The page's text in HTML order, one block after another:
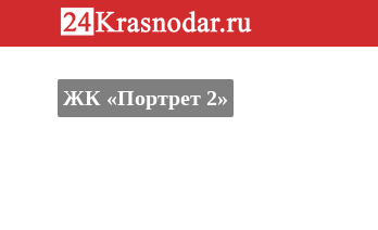
ЖК «Портрет 2»